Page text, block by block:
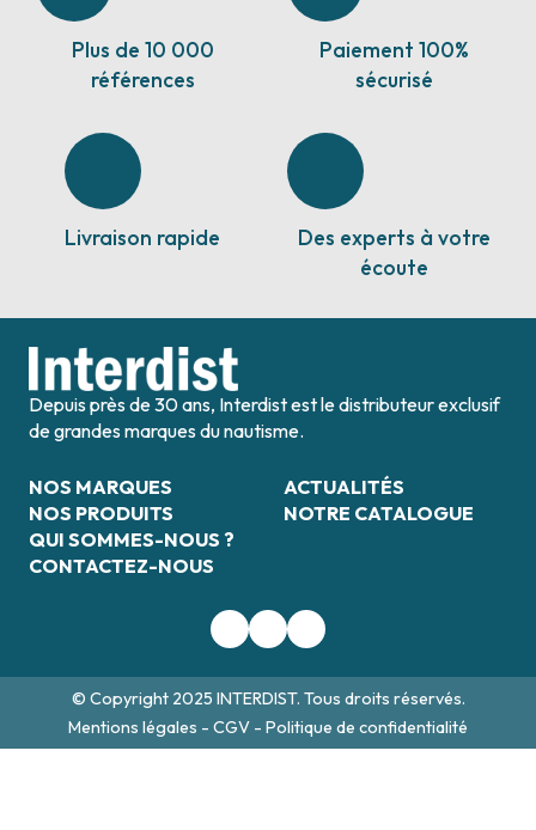
Plus de 10 000
références
Paiement 100%
sécurisé
Livraison rapide
Des experts à votre
écoute
Depuis près de 30 ans, Interdist est le distributeur exclusif
de grandes marques du nautisme.
NOS MARQUES
NOS PRODUITS
QUI SOMMES-NOUS ?
CONTACTEZ-NOUS
ACTUALITÉS
NOTRE CATALOGUE
© Copyright 2025 INTERDIST. Tous droits réservés.
Mentions légales - CGV - Politique de confidentialité